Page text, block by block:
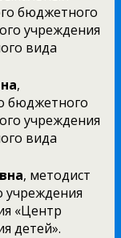
бюджетного
учреждения
вида
,
бюджетного
учреждения
вида
, методист
«Центр
детей».